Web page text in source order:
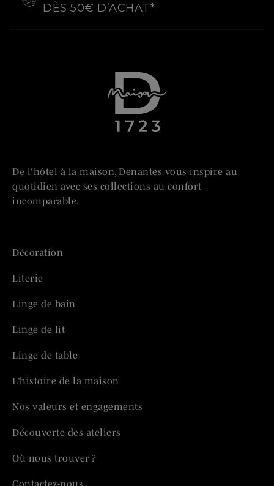
DÈS 50€ D’ACHAT*
De l'hôtel à la maison, Denantes vous inspire au
quotidien avec ses collections au confort
incomparable.
Décoration
Literie
Linge de bain
Linge de lit
Linge de table
L’histoire de la maison
Nos valeurs et engagements
Découverte des ateliers
Où nous trouver ?
Contactez-nous